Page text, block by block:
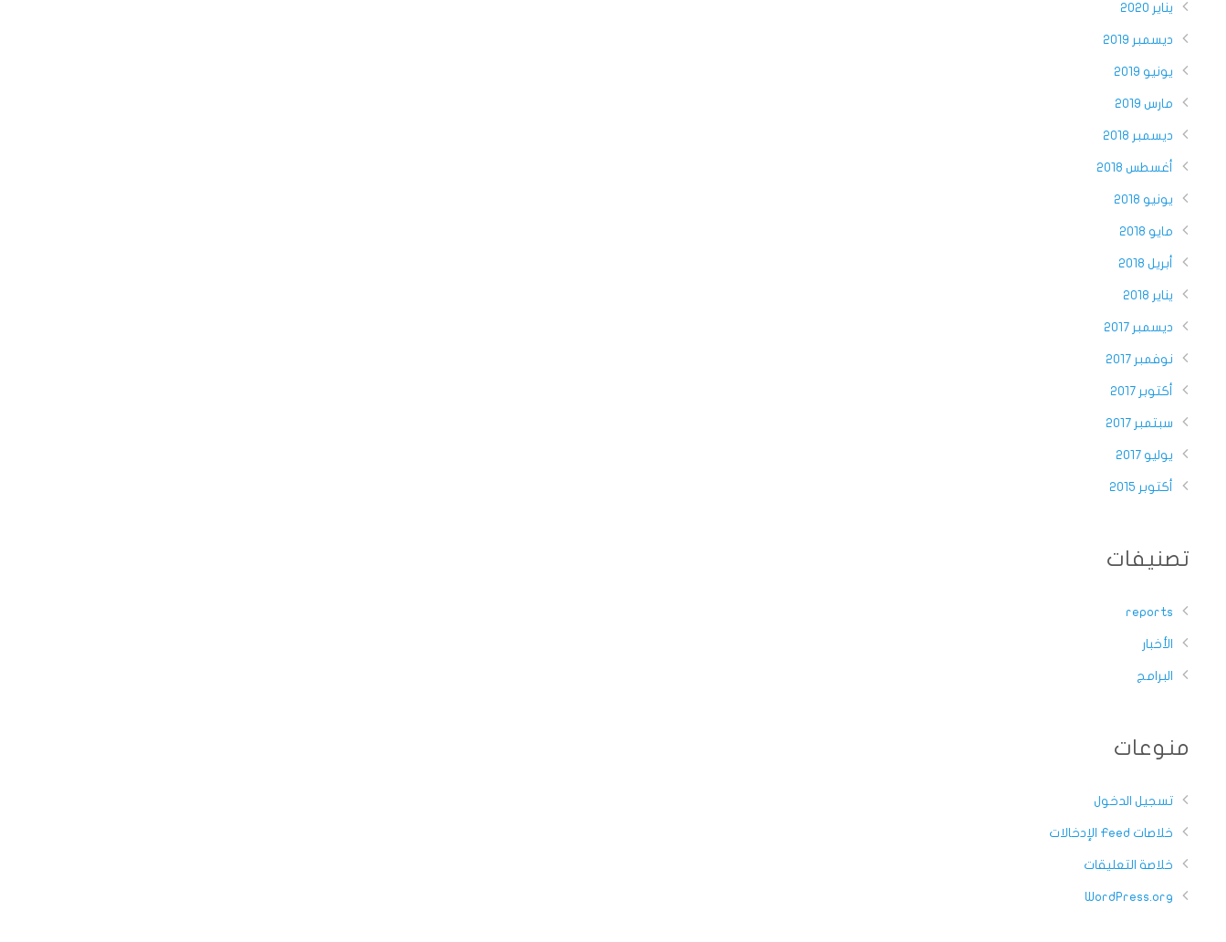
يناير 2020
ديسمبر 2019
يونيو 2019
مارس 2019
ديسمبر 2018
أغسطس 2018
يونيو 2018
مايو 2018
أبريل 2018
يناير 2018
ديسمبر 2017
نوفمبر 2017
أكتوبر 2017
سبتمبر 2017
يوليو 2017
أكتوبر 2015
تصنيفات
reports
الأخبار
البرامج
منوعات
تسجيل الدخول
خلاصات Feed الإدخالات
خلاصة التعليقات
WordPress.org